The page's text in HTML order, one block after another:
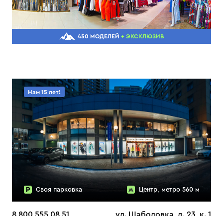
450 МОДЕЛЕЙ + ЭКСКЛЮЗИВ
Нам 15 лет!
Своя парковка Центр, метро 560 м